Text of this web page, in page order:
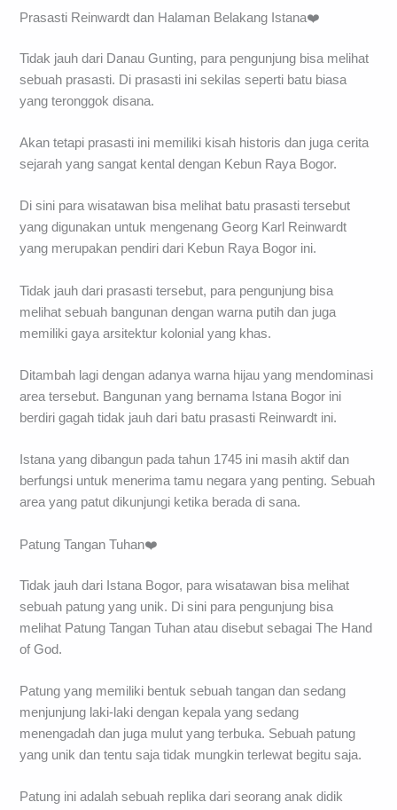
Prasasti Reinwardt dan Halaman Belakang Istana❤️
Tidak jauh dari Danau Gunting, para pengunjung bisa melihat
sebuah prasasti. Di prasasti ini sekilas seperti batu biasa
yang teronggok disana.
Akan tetapi prasasti ini memiliki kisah historis dan juga cerita
sejarah yang sangat kental dengan Kebun Raya Bogor.
Di sini para wisatawan bisa melihat batu prasasti tersebut
yang digunakan untuk mengenang Georg Karl Reinwardt
yang merupakan pendiri dari Kebun Raya Bogor ini.
Tidak jauh dari prasasti tersebut, para pengunjung bisa
melihat sebuah bangunan dengan warna putih dan juga
memiliki gaya arsitektur kolonial yang khas.
Ditambah lagi dengan adanya warna hijau yang mendominasi
area tersebut. Bangunan yang bernama Istana Bogor ini
berdiri gagah tidak jauh dari batu prasasti Reinwardt ini.
Istana yang dibangun pada tahun 1745 ini masih aktif dan
berfungsi untuk menerima tamu negara yang penting. Sebuah
area yang patut dikunjungi ketika berada di sana.
Patung Tangan Tuhan❤️
Tidak jauh dari Istana Bogor, para wisatawan bisa melihat
sebuah patung yang unik. Di sini para pengunjung bisa
melihat Patung Tangan Tuhan atau disebut sebagai The Hand
of God.
Patung yang memiliki bentuk sebuah tangan dan sedang
menjunjung laki-laki dengan kepala yang sedang
menengadah dan juga mulut yang terbuka. Sebuah patung
yang unik dan tentu saja tidak mungkin terlewat begitu saja.
Patung ini adalah sebuah replika dari seorang anak didik